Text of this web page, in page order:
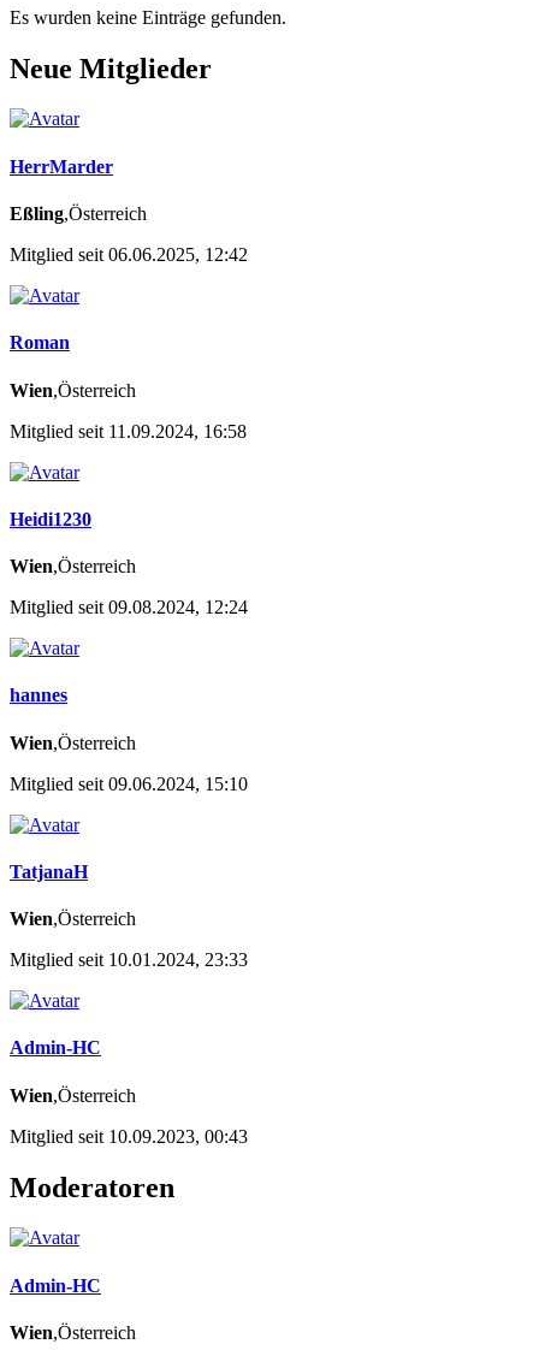
Es wurden keine Einträge gefunden.
Neue Mitglieder
HerrMarder
Eßling,Österreich
Mitglied seit 06.06.2025, 12:42
Roman
Wien,Österreich
Mitglied seit 11.09.2024, 16:58
Heidi1230
Wien,Österreich
Mitglied seit 09.08.2024, 12:24
hannes
Wien,Österreich
Mitglied seit 09.06.2024, 15:10
TatjanaH
Wien,Österreich
Mitglied seit 10.01.2024, 23:33
Admin-HC
Wien,Österreich
Mitglied seit 10.09.2023, 00:43
Moderatoren
Admin-HC
Wien,Österreich